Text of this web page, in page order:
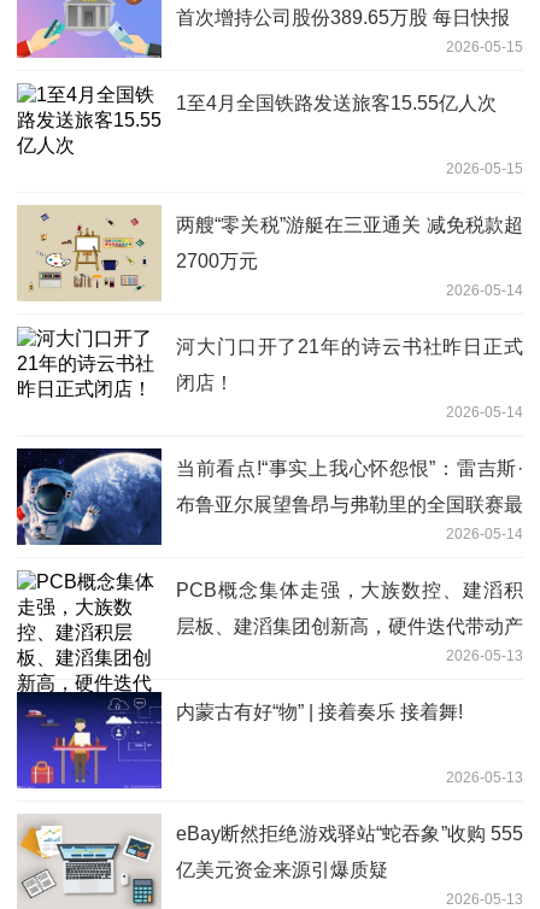
首次增持公司股份389.65万股 每日快报
2026-05-15
1至4月全国铁路发送旅客15.55亿人次
2026-05-15
两艘“零关税”游艇在三亚通关 减免税款超
2700万元
2026-05-14
河大门口开了21年的诗云书社昨日正式
闭店！
2026-05-14
当前看点!“事实上我心怀怨恨”：雷吉斯·
布鲁亚尔展望鲁昂与弗勒里的全国联赛最
2026-05-14
PCB概念集体走强，大族数控、建滔积
层板、建滔集团创新高，硬件迭代带动产
2026-05-13
内蒙古有好“物” | 接着奏乐 接着舞!
2026-05-13
eBay断然拒绝游戏驿站“蛇吞象”收购 555
亿美元资金来源引爆质疑
2026-05-13